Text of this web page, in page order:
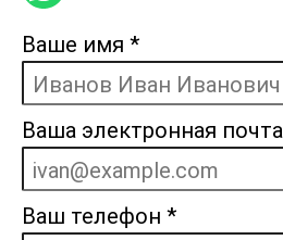
Ваше имя *
Ваша электронная почта
Ваш телефон *